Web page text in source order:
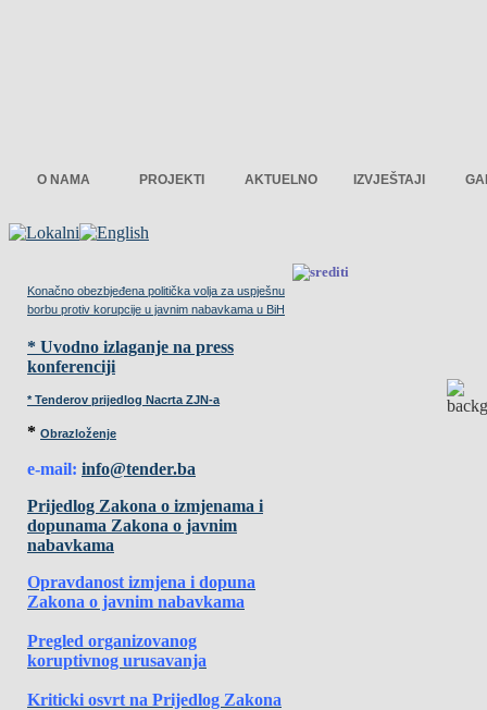
O NAMA PROJEKTI AKTUELNO IZVJEŠTAJI
Konačno obezbjeđena politička volja za uspješnu
borbu protiv korupcije u javnim nabavkama u BiH
* Uvodno izlaganje na press
konferenciji
* Tenderov prijedlog Nacrta ZJN-a
* Obrazloženje
e-mail: info@tender.ba
Prijedlog Zakona o izmjenama i
dopunama Zakona o javnim
nabavkama
Opravdanost izmjena i dopuna
Zakona o javnim nabavkama
Pregled organizovanog
koruptivnog urusavanja
Kriticki osvrt na Prijedlog Zakona